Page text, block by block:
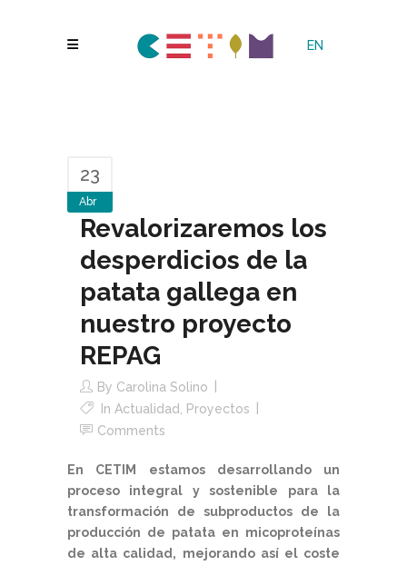
EN
23
Abr
Revalorizaremos los
desperdicios de la
patata gallega en
nuestro proyecto
REPAG
By Carolina Solino
In Actualidad
Proyectos
Comments
En CETIM estamos desarrollando un
proceso integral y sostenible para la
transformación de subproductos de la
producción de patata en micoproteínas
de alta calidad, mejorando así el coste